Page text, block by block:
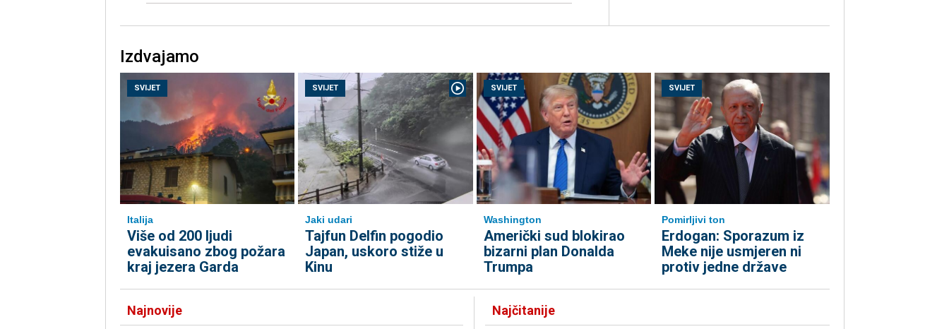
Izdvajamo
SVIJET
Italija
Više od 200 ljudi
evakuisano zbog požara
kraj jezera Garda
SVIJET
Jaki udari
Tajfun Delfin pogodio
Japan, uskoro stiže u
Kinu
SVIJET
Washington
Američki sud blokirao
bizarni plan Donalda
Trumpa
SVIJET
Pomirljivi ton
Erdogan: Sporazum iz
Meke nije usmjeren ni
protiv jedne države
Najnovije Najčitanije